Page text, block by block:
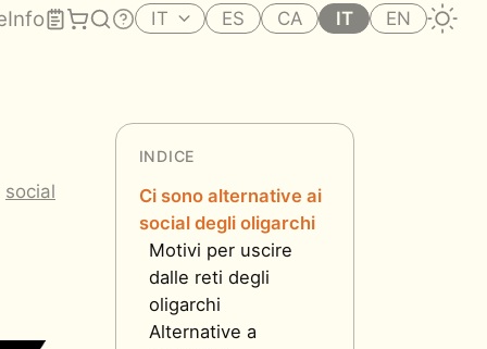
Info IT ES CA IT EN
INDICE
Ci sono alternative ai
social degli oligarchi
Motivi per uscire
dalle reti degli
oligarchi
Alternative a
social